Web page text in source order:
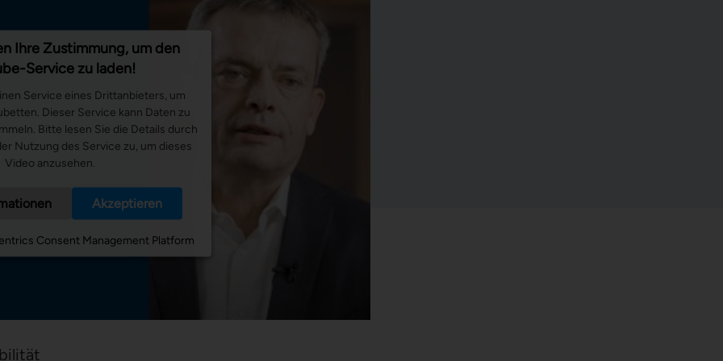
Ihre Zustimmung, um den
Service zu laden!
Service eines Drittanbieters, um
Dieser Service kann Daten zu
Bitte lesen Sie die Details durch
Nutzung des Service zu, um dieses
Video anzusehen.
Akzeptieren
Consent Management Platform